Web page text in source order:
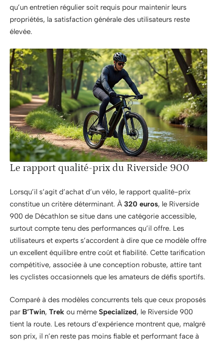
qu’un entretien régulier soit requis pour maintenir leurs
propriétés, la satisfaction générale des utilisateurs reste
élevée.
Le rapport qualité-prix du Riverside 900
Lorsqu’il s’agit d’achat d’un vélo, le rapport qualité-prix
constitue un critère déterminant. À 320 euros, le Riverside
900 de Décathlon se situe dans une catégorie accessible,
surtout compte tenu des performances qu’il offre. Les
utilisateurs et experts s’accordent à dire que ce modèle offre
un excellent équilibre entre coût et fiabilité. Cette tarification
compétitive, associée à une conception robuste, attire tant
les cyclistes occasionnels que les amateurs de défis sportifs.
Comparé à des modèles concurrents tels que ceux proposés
par B’Twin, Trek ou même Specialized, le Riverside 900
tient la route. Les retours d’expérience montrent que, malgré
son prix, il n’en reste pas moins fiable et performant face à